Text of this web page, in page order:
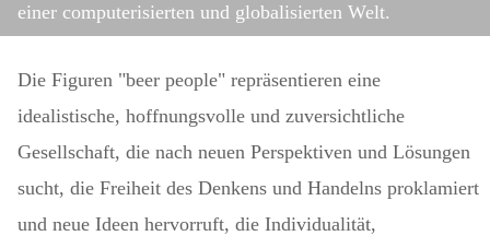
einer computerisierten und globalisierten Welt.
Die Figuren "beer people" repräsentieren eine
idealistische, hoffnungsvolle und zuversichtliche
Gesellschaft, die nach neuen Perspektiven und Lösungen
sucht, die Freiheit des Denkens und Handelns proklamiert
und neue Ideen hervorruft, die Individualität,